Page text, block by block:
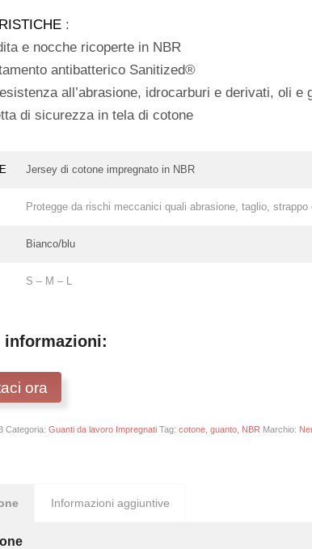
:
e nocche ricoperte in NBR
antibatterico Sanitized®
all’abrasione, idrocarburi e derivati, oli e
di sicurezza in tela di cotone
Jersey di cotone impregnato in NBR
Protegge da rischi meccanici quali abrasione, taglio, strappo
Bianco/blu
S – M – L
informazioni:
ora
Categoria:Guanti da lavoro Impregnati Tag:cotone ,guanto NBR Marchio:
Informazioni aggiuntive